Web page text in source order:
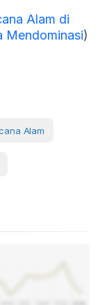
Alam di
Mendominasi)
Alam